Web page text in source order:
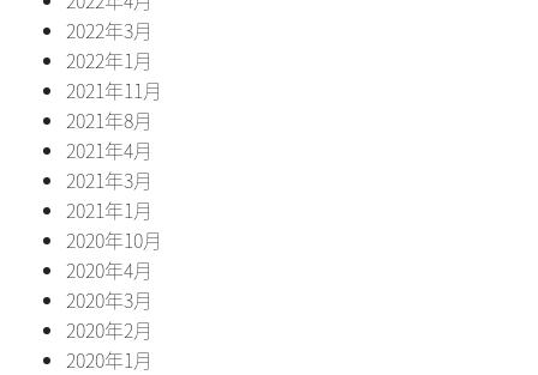
2022年3月
2022年1月
2021年11月
2021年8月
2021年4月
2021年3月
2021年1月
2020年10月
2020年4月
2020年3月
2020年2月
2020年1月